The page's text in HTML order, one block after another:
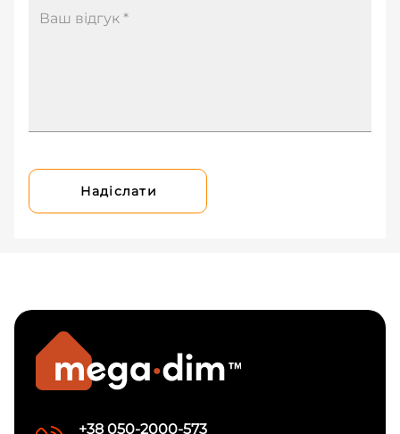
Надіслати
+38 050-2000-573